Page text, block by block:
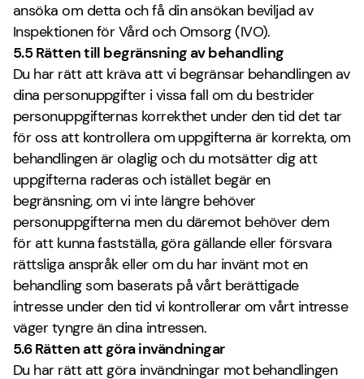
ansöka om detta och få din ansökan beviljad av
Inspektionen för Vård och Omsorg (IVO).
5.5 Rätten till begränsning av behandling
Du har rätt att kräva att vi begränsar behandlingen av
dina personuppgifter i vissa fall om du bestrider
personuppgifternas korrekthet under den tid det tar
för oss att kontrollera om uppgifterna är korrekta, om
behandlingen är olaglig och du motsätter dig att
uppgifterna raderas och istället begär en
begränsning, om vi inte längre behöver
personuppgifterna men du däremot behöver dem
för att kunna fastställa, göra gällande eller försvara
rättsliga anspråk eller om du har invänt mot en
behandling som baserats på vårt berättigade
intresse under den tid vi kontrollerar om vårt intresse
väger tyngre än dina intressen.
5.6 Rätten att göra invändningar
Du har rätt att göra invändningar mot behandlingen